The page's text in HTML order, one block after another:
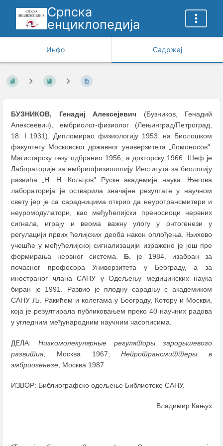
Српска
енциклопедија
Инфо Садржај
БУЗНИКОВ, Генадиј Алексејевич (Бузников, Генадий
Алексеевич), ембриолог-физиолог (Лењинград/Петроград,
18. I 1931). Дипломирао физиологију 1953. на Биолошком
факултету Московског државног универзитета „Ломоносов".
Магистарску тезу одбранио 1956, а докторску 1966. Шеф је
Лабораторије за ембриофизиологију Института за биологију
развића „Н. Н. Кољцов" Руске академије наука. Његова
лабораторија је остварила значајне резултате у научном
свету јер је са сарадницима открио да неуротрансмитери и
неуромодулатори, као међућелијски преносиоци нервних
сигнала, играју и веома важну улогу у онтогенези у
регулацији првих ћелијских деоба након оплођења. Њихово
учешће у међућелијској сигнализацији изражено је још пре
формирања нервног система. Б. је 1984. изабран за
почасног професора Универзитета у Београду, а за
иностраног члана САНУ у Одељењу медицинских наука
биран је 1991. Развио је плодну сарадњу с академиком
САНУ Љ. Ракићем и колегама у Београду, Котору и Москви,
која је резултирала публиковањем преко 40 научних радова
у угледним међународним научним часописима.
ДЕЛА: Низкомолекулярные регуляторы зародышевого
развития , Москва 1967;Нейротрансмиттеры в
эмбриогенезе , Москва 1987.
ИЗВОР: Библиографско одељење Библиотеке САНУ.
Владимир Кањух